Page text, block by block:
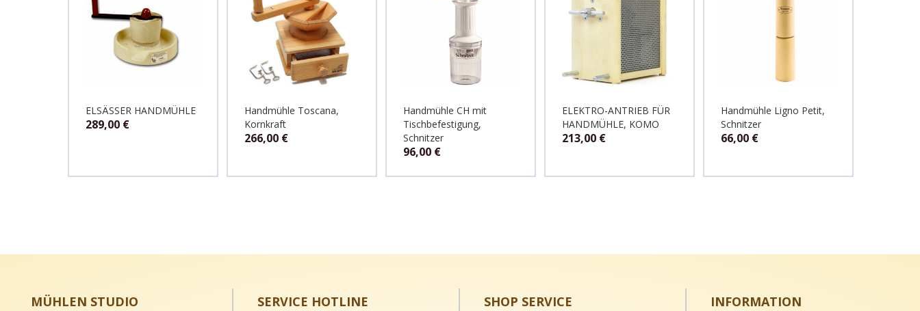
ELSÄSSER HANDMÜHLE
289,00 €
Handmühle Toscana,
Kornkraft
266,00 €
Handmühle CH mit
Tischbefestigung,
Schnitzer
96,00 €
ELEKTRO-ANTRIEB FÜR
HANDMÜHLE, KOMO
213,00 €
Handmühle Ligno Petit,
Schnitzer
66,00 €
MÜHLEN STUDIO SERVICE HOTLINE SHOP SERVICE INFORMATION